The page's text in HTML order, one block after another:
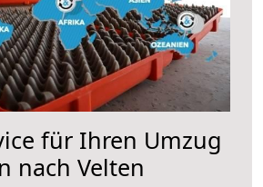
für Ihren Umzug
nach Velten